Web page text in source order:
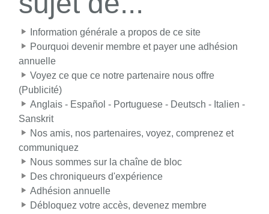
Information générale a propos de ce site
Pourquoi devenir membre et payer une adhésion
annuelle
Voyez ce que ce notre partenaire nous offre
(Publicité)
Anglais - Español - Portuguese - Deutsch - Italien -
Sanskrit
Nos amis, nos partenaires, voyez, comprenez et
communiquez
Nous sommes sur la chaîne de bloc
Des chroniqueurs d'expérience
Adhésion annuelle
Débloquez votre accès, devenez membre